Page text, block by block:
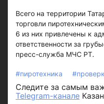
Всего на территории
торговли
6 из них привлечены к
ответственности за
пресс-служба МЧС РТ.
#пиротехника
Следите за самым
Telegram-канале